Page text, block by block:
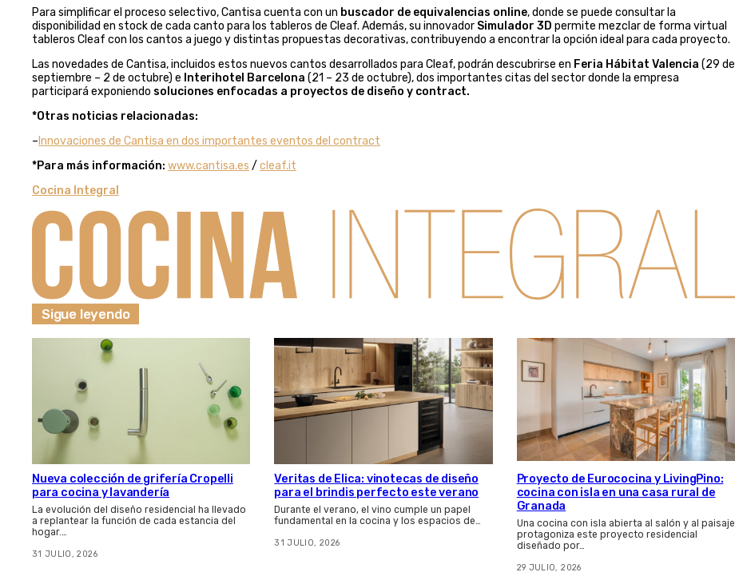
Para simplificar el proceso selectivo, Cantisa cuenta con un buscador de equivalencias online, donde se puede consultar la
disponibilidad en stock de cada canto para los tableros de Cleaf. Además, su innovador Simulador 3D permite mezclar de forma virtual
tableros Cleaf con los cantos a juego y distintas propuestas decorativas, contribuyendo a encontrar la opción ideal para cada proyecto.
Las novedades de Cantisa, incluidos estos nuevos cantos desarrollados para Cleaf, podrán descubrirse en Feria Hábitat Valencia (29 de
septiembre – 2 de octubre) e Interihotel Barcelona (21 – 23 de octubre), dos importantes citas del sector donde la empresa
participará exponiendo soluciones enfocadas a proyectos de diseño y contract.
*Otras noticias relacionadas:
– Innovaciones de Cantisa en dos importantes eventos del contract
*Para más información: www.cantisa.es / cleaf.it
Cocina Integral
Sigue leyendo
Nueva colección de grifería Cropelli
para cocina y lavandería
La evolución del diseño residencial ha llevado
a replantear la función de cada estancia del
hogar.…
31 JULIO, 2026
Veritas de Elica: vinotecas de diseño
para el brindis perfecto este verano
Durante el verano, el vino cumple un papel
fundamental en la cocina y los espacios de…
31 JULIO, 2026
Proyecto de Eurococina y LivingPino:
cocina con isla en una casa rural de
Granada
Una cocina con isla abierta al salón y al paisaje
protagoniza este proyecto residencial
diseñado por…
29 JULIO, 2026